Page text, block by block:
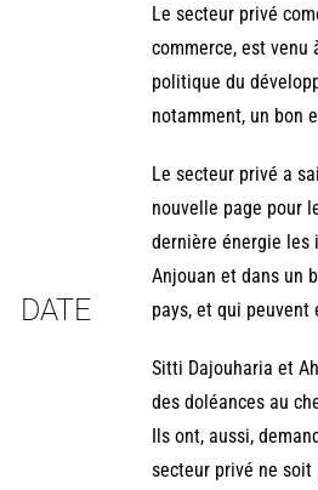
DATE
Le secteur privé
commerce, est venu
politique du
notamment, un bon
Le secteur privé a
nouvelle page pour
dernière énergie les
Anjouan et dans un
pays, et qui peuvent
Sitti Dajouharia et
des doléances au
Ils ont, aussi,
secteur privé ne soit